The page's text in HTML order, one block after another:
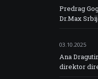
Predrag
Dr.Max
03.10.2025
Ana
direktor